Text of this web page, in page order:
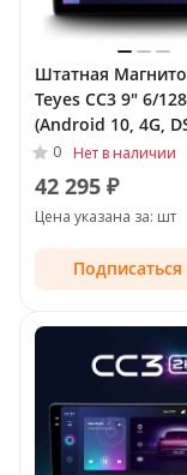
Штатная
Teyes CC3 9" 6/
(Android 10, 4G,
QLed) для
Actyon I 2005 - 2011
0 Нет в наличии
42 295 ₽
Цена указана за: шт
Подписаться